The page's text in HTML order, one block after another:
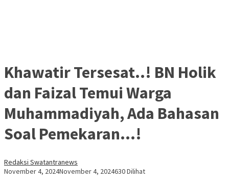
Khawatir Tersesat..! BN Holik
dan Faizal Temui Warga
Muhammadiyah, Ada Bahasan
Soal Pemekaran…!
Redaksi Swatantranews
November 4, 2024November 4, 2024630 Dilihat